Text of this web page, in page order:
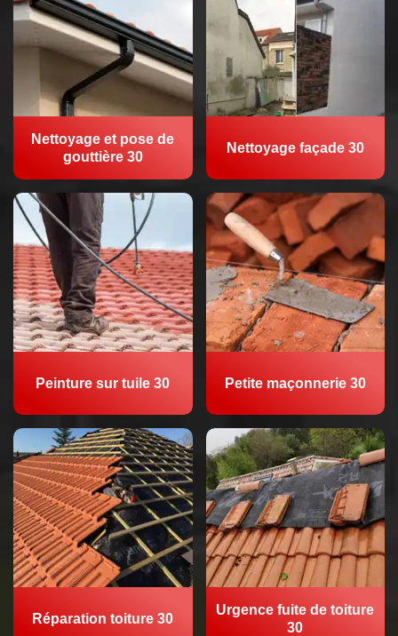
Nettoyage et pose de
gouttière 30
Nettoyage façade 30
Peinture sur tuile 30 Petite maçonnerie 30
Réparation toiture 30
Urgence fuite de toiture
30